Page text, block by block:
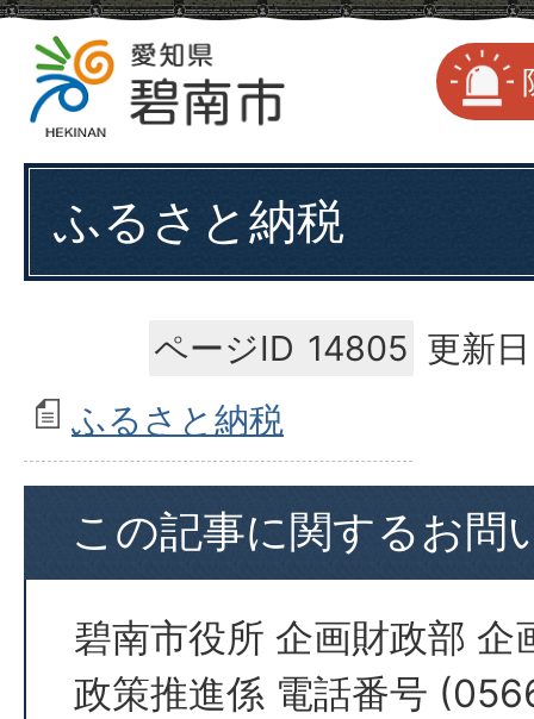
ふるさと納税
ページID 14805 更新
ふるさと納税
この記事に関するお問
碧南市役所 企画財政部 企
政策推進係 電話番号